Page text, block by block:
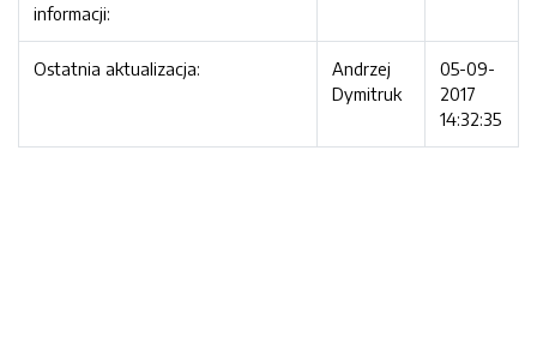
informacji:
Ostatnia aktualizacja:
Andrzej
Dymitruk
05-09-
2017
14:32:35